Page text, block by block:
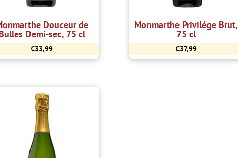
Douceur de
Demi-sec, 75 cl
€33,99
Monmarthe Privilége Brut,
75 cl
€37,99